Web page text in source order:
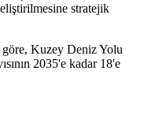
stratejik
göre, Kuzey Deniz Yolu
2035'e kadar 18'e